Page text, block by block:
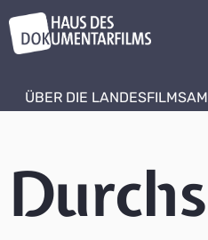
ÜBER DIE